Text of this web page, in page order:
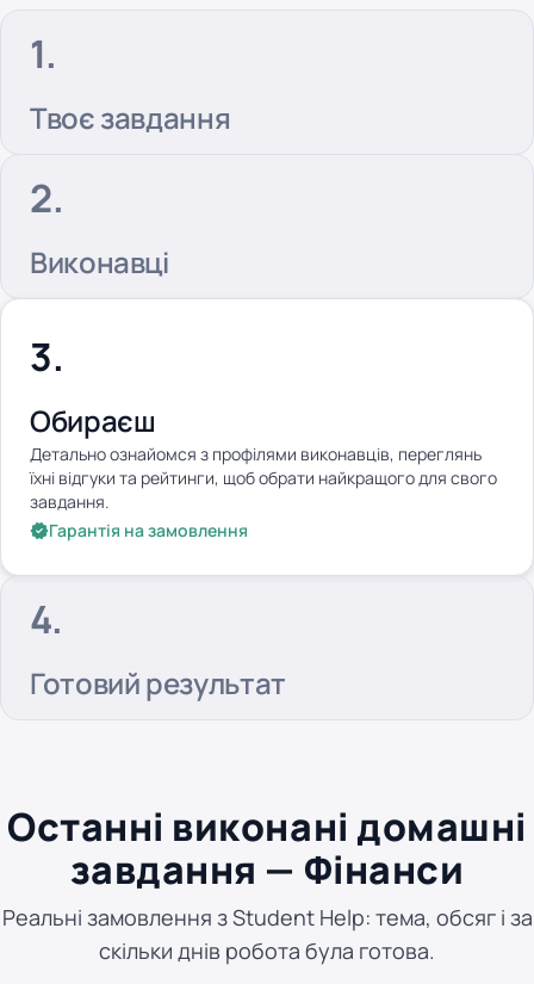
Твоє завдання
Виконавці
Обираєш
Детально ознайомся з профілями виконавців, переглянь
їхні відгуки та рейтинги, щоб обрати найкращого для свого
завдання.
Гарантія на замовлення
Готовий результат
Останні виконані домашні
завдання — Фінанси
Реальні замовлення з Student Help: тема, обсяг і за
скільки днів робота була готова.